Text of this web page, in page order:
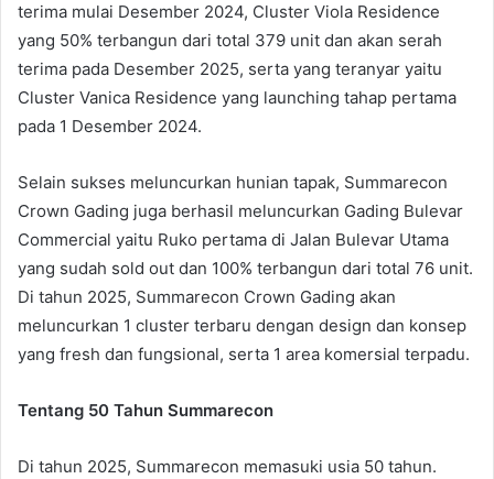
terima mulai Desember 2024, Cluster Viola Residence
yang 50% terbangun dari total 379 unit dan akan serah
terima pada Desember 2025, serta yang teranyar yaitu
Cluster Vanica Residence yang launching tahap pertama
pada 1 Desember 2024.
Selain sukses meluncurkan hunian tapak, Summarecon
Crown Gading juga berhasil meluncurkan Gading Bulevar
Commercial yaitu Ruko pertama di Jalan Bulevar Utama
yang sudah sold out dan 100% terbangun dari total 76 unit.
Di tahun 2025, Summarecon Crown Gading akan
meluncurkan 1 cluster terbaru dengan design dan konsep
yang fresh dan fungsional, serta 1 area komersial terpadu.
Tentang 50 Tahun Summarecon
Di tahun 2025, Summarecon memasuki usia 50 tahun.